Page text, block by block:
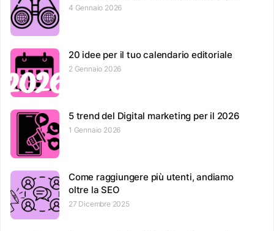
4 Gennaio 2026
20 idee per il tuo calendario editoriale
2 Gennaio 2026
5 trend del Digital marketing per il 2026
1 Gennaio 2026
Come raggiungere più utenti, andiamo
oltre la SEO
27 Dicembre 2025